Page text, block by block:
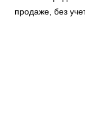
продаже, без